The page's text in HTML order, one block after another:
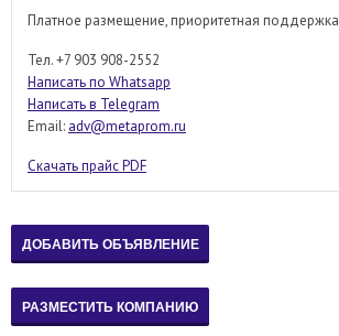
Платное размещение, приоритетная поддержка
Тел. +7 903 908-2552
Написать по Whatsapp
Написать в Telegram
Email: adv@metaprom.ru
Скачать прайс PDF